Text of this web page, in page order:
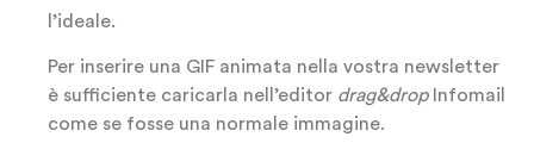
l’ideale.
Per inserire una GIF animata nella vostra newsletter
è sufficiente caricarla nell’editor drag&dropInfomail
come se fosse una normale immagine.